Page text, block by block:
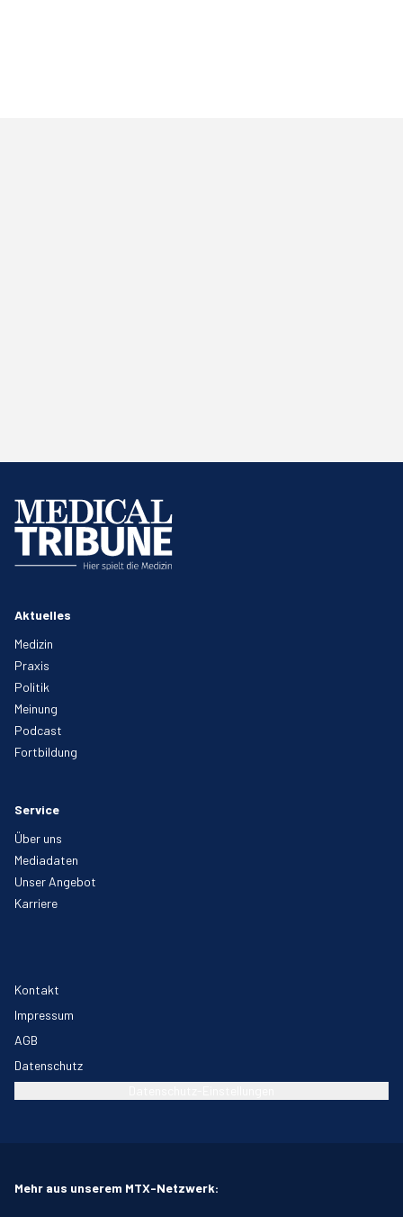
Aktuelles
Medizin
Praxis
Politik
Meinung
Podcast
Fortbildung
Service
Über uns
Mediadaten
Unser Angebot
Karriere
Kontakt
Impressum
AGB
Datenschutz
Mehr aus unserem MTX-Netzwerk: